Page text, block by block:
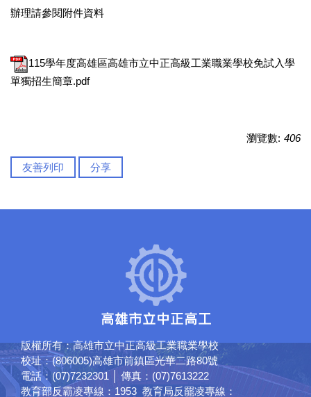
辦理請參閱附件資料
115學年度高雄區高雄市立中正高級工業職業學校免試入學
單獨招生簡章.pdf
瀏覽數: 406
友善列印 分享
版權所有：高雄市立中正高級工業職業學校
校址：(806005)高雄市前鎮區光華二路80號
電話：(07)7232301 │ 傳真：(07)7613222
教育部反霸凌專線：1953 教育局反罷凌專線：